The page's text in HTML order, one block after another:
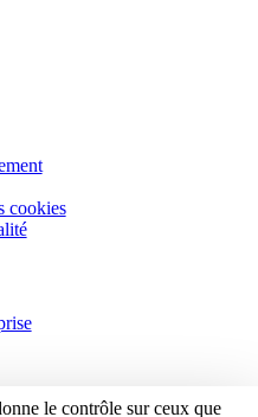
cookies
le contrôle sur ceux que